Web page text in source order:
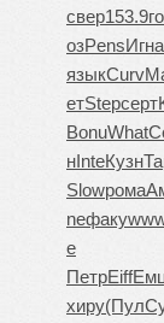
свер153.9
озPensИгна
языкCurv
етStepсерт
BonuWhat
нInteКузн
Slowрома
neфаку
е
ПетрEiff
хиру(Пул